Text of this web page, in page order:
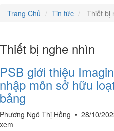
Trang Chủ
Tin tức Thiết bị
Thiết bị nghe nhìn
PSB giới thiệu
nhập môn sở hữu
bảng
Phương Ngô Thị Hồng • 28/10/
xem